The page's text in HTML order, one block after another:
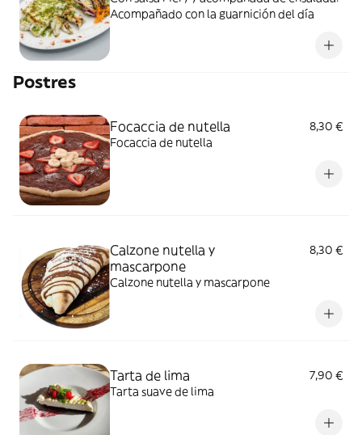
Acompañado con la guarnición del día
Postres
Focaccia de nutella
8,30 €
Focaccia de nutella
Calzone nutella y
mascarpone
8,30 €
Calzone nutella y mascarpone
Tarta de lima
7,90 €
Tarta suave de lima